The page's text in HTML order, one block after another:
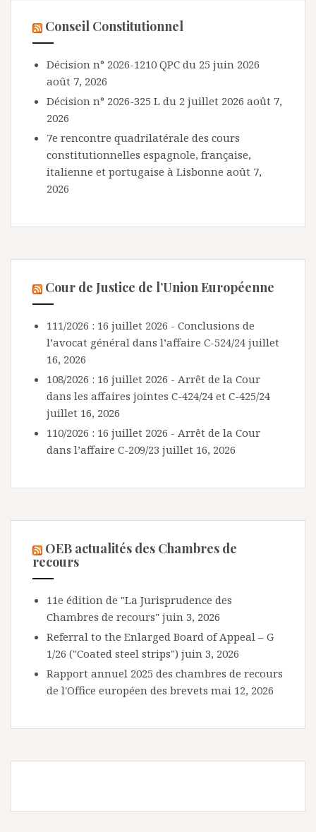
Conseil Constitutionnel
Décision n° 2026-1210 QPC du 25 juin 2026
août 7, 2026
Décision n° 2026-325 L du 2 juillet 2026 août 7,
2026
7e rencontre quadrilatérale des cours
constitutionnelles espagnole, française,
italienne et portugaise à Lisbonne août 7,
2026
Cour de Justice de l’Union Européenne
111/2026 : 16 juillet 2026 - Conclusions de
l’avocat général dans l’affaire C-524/24 juillet
16, 2026
108/2026 : 16 juillet 2026 - Arrêt de la Cour
dans les affaires jointes C-424/24 et C-425/24
juillet 16, 2026
110/2026 : 16 juillet 2026 - Arrêt de la Cour
dans l’affaire C-209/23 juillet 16, 2026
OEB actualités des Chambres de
recours
11e édition de "La Jurisprudence des
Chambres de recours" juin 3, 2026
Referral to the Enlarged Board of Appeal – G
1/26 ("Coated steel strips") juin 3, 2026
Rapport annuel 2025 des chambres de recours
de l'Office européen des brevets mai 12, 2026